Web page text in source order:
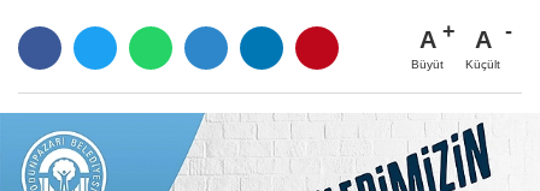
A
Büyüt
A
Küçült